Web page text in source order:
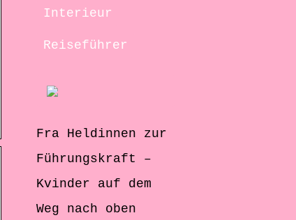
Interieur
Reiseführer
Fra Heldinnen zur
Führungskraft –
Kvinder auf dem
Weg nach oben